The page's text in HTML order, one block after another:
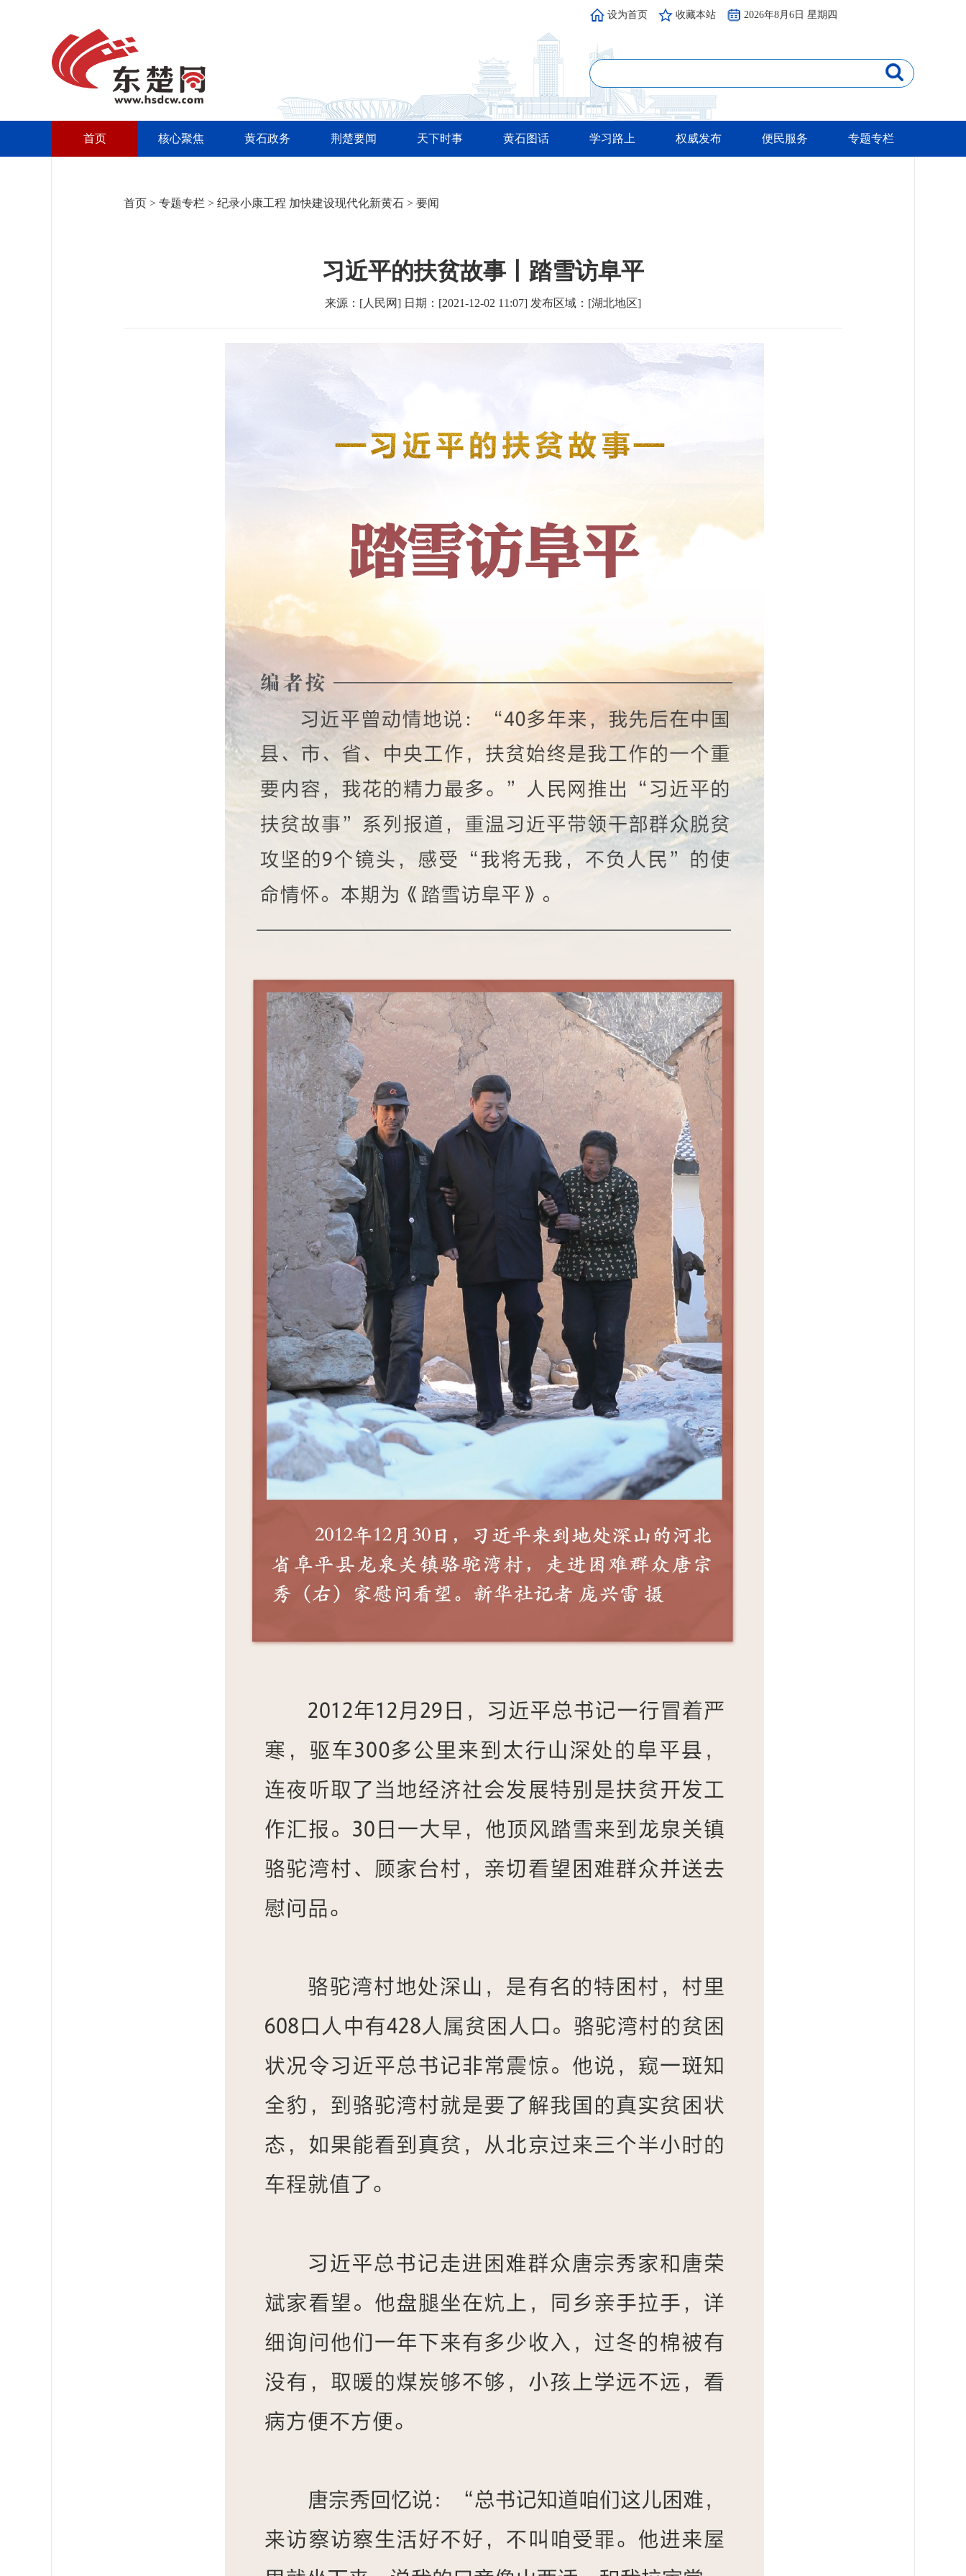
设为首页 收藏本站 2026年8月6日 星期四
首页 核心聚焦 黄石政务 荆楚要闻 天下时事 黄石图话 学习路上 权威发布 便民服务 专题专栏
首页 > 专题专栏 > 纪录小康工程 加快建设现代化新黄石 > 要闻
习近平的扶贫故事丨踏雪访阜平
来源：[人民网] 日期：[2021-12-02 11:07] 发布区域：[湖北地区]